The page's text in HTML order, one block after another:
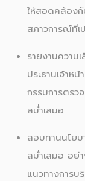
ให้สอดคล้องกั
สภาวการณ์ที่
รายงานความ
ประธานเจ้าห
กรรมการตรว
สม่ำเสมอ
สอบทานนโยบ
สม่ำเสมอ อย่
แนวทางการบ